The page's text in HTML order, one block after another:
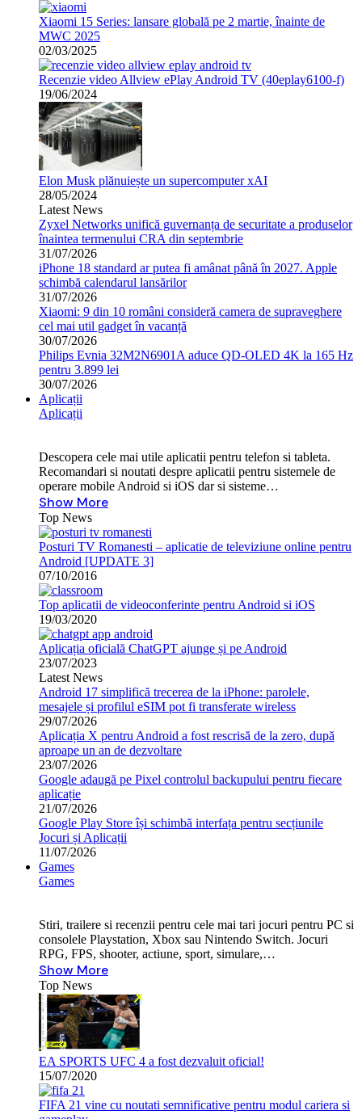
Xiaomi 15 Series: lansare globală pe 2 martie, înainte de
MWC 2025
02/03/2025
Recenzie video Allview ePlay Android TV (40eplay6100-f)
19/06/2024
Elon Musk plănuiește un supercomputer xAI
28/05/2024
Latest News
Zyxel Networks unifică guvernanța de securitate a produselor
înaintea termenului CRA din septembrie
31/07/2026
iPhone 18 standard ar putea fi amânat până în 2027. Apple
schimbă calendarul lansărilor
31/07/2026
Xiaomi: 9 din 10 români consideră camera de supraveghere
cel mai util gadget în vacanță
30/07/2026
Philips Evnia 32M2N6901A aduce QD-OLED 4K la 165 Hz
pentru 3.899 lei
30/07/2026
Aplicații
Aplicații
Descopera cele mai utile aplicatii pentru telefon si tableta.
Recomandari si noutati despre aplicatii pentru sistemele de
operare mobile Android si iOS dar si sisteme…
Show More
Top News
Posturi TV Romanesti – aplicatie de televiziune online pentru
Android [UPDATE 3]
07/10/2016
Top aplicatii de videoconferinte pentru Android si iOS
19/03/2020
Aplicația oficială ChatGPT ajunge și pe Android
23/07/2023
Latest News
Android 17 simplifică trecerea de la iPhone: parolele,
mesajele și profilul eSIM pot fi transferate wireless
29/07/2026
Aplicația X pentru Android a fost rescrisă de la zero, după
aproape un an de dezvoltare
23/07/2026
Google adaugă pe Pixel controlul backupului pentru fiecare
aplicație
21/07/2026
Google Play Store își schimbă interfața pentru secțiunile
Jocuri și Aplicații
11/07/2026
Games
Games
Stiri, trailere si recenzii pentru cele mai tari jocuri pentru PC si
consolele Playstation, Xbox sau Nintendo Switch. Jocuri
RPG, FPS, shooter, actiune, sport, simulare,…
Show More
Top News
EA SPORTS UFC 4 a fost dezvaluit oficial!
15/07/2020
FIFA 21 vine cu noutati semnificative pentru modul cariera si